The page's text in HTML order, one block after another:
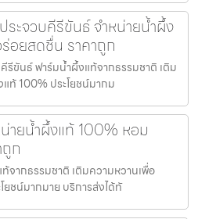
ะจวบคีรีขันธ์ จำหน่ายน้ำผึ้ง
อยสดชื่น ราคาถูก
ขันธ์ ฟาร์มน้ำผึ้งแท้จากธรรมชาติ เติม
ท้ 100% ประโยชน์มากม
ายน้ำผึ้งแท้ 100% หอม
ก
จากธรรมชาติ เติมความหวานเพื่อ
ชน์มากมาย บริการส่งได้ทั